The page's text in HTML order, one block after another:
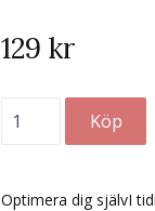
129 kr
Optimera dig självI